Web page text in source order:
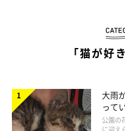
「猫が好
大雨
って
と“
公園の